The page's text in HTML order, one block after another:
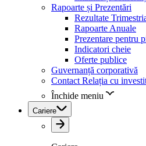
Rapoarte și Prezentări
Rezultate
Rapoarte Anuale
Prezentare pentru
Indicatori cheie
Oferte publice
Guvernanță corporativă
Contact Relația cu
Închide meniu
Cariere